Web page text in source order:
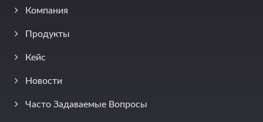
Компания
Продукты
Кейс
Новости
Часто Задаваемые Вопросы